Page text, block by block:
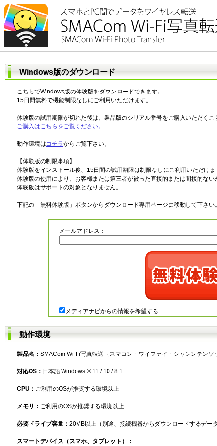
Windows版のダウンロード
こちらでWindows版の体験版をダウンロードできます。
15日間無料で機能制限なしにご利用いただけます。
体験版の試用期限が切れた後は、製品版のシリアル番号をご購入いただく
ご購入はこちらをご覧ください。
動作環境はコチラからご覧下さい。
【体験版の制限事項】
体験版をインストール後、15日間の試用期限は制限なしにご利用いただけま
体験版の使用により、お客様または第三者が被った直接的または間接的な
体験版はサポートの対象となりません。
下記の「無料体験版」ボタンからダウンロード専用ページに移動して下さい
メールアドレス：
メディアナビからの情報を希望する
動作環境
製品名： SMACom Wi-Fi写真転送（スマコン・ワイファイ・シャシンテンソ
対応OS： 日本語 Windows ® 11 / 10 / 8.1
CPU： ご利用のOSが推奨する環境以上
メモリ： ご利用のOSが推奨する環境以上
必要ドライブ容量： 20MB以上（別途、接続機器からダウンロードするデー
スマートデバイス（スマホ、タブレット）：